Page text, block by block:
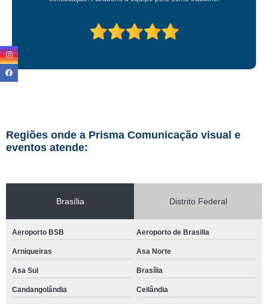
Regiões onde a Prisma Comunicação visual e
eventos atende:
Brasília Distrito Federal
Aeroporto BSB Aeroporto de Brasilia
Arniqueiras Asa Norte
Asa Sul Brasília
Candangolândia Ceilândia